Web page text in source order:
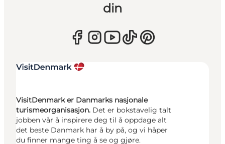
din
VisitDenmark er Danmarks nasjonale
turismeorganisasjon. Det er bokstavelig talt
jobben vår å inspirere deg til å oppdage alt
det beste Danmark har å by på, og vi håper
du finner mange ting å se og gjøre.